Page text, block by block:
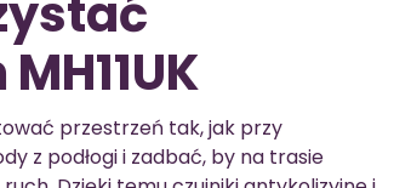
przestrzeń tak, jak przy
z podłogi i zadbać, by na trasie